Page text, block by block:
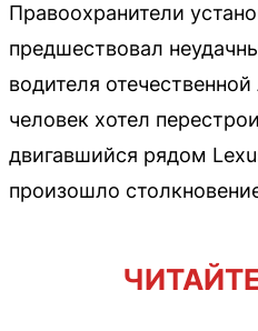
Правоохранители
предшествовал
водителя
человек хотел
двигавшийся рядом
произошло